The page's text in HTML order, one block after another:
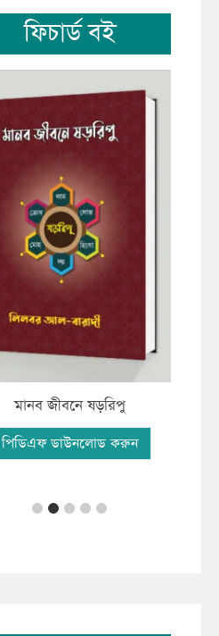
ফিচার্ড বই
মানব জীবনে ষড়রিপু
পিডিএফ ডাউনলোড করুন